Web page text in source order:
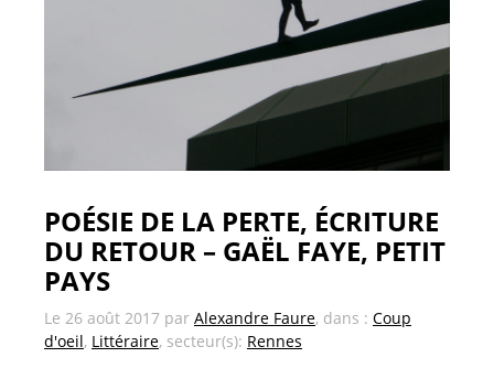
POÉSIE DE LA PERTE, ÉCRITURE
DU RETOUR – GAËL FAYE, PETIT
PAYS
Le 26 août 2017 par Alexandre Faure, dans : Coup
d'oeil, Littéraire, secteur(s): Rennes